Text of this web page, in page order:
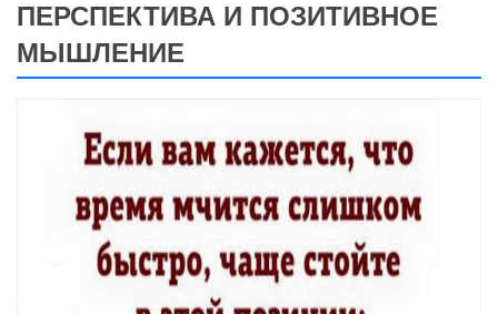
ПЕРСПЕКТИВА И ПОЗИТИВНОЕ
МЫШЛЕНИЕ